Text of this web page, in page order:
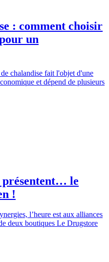
: comment choisir
un
chalandise fait l'objet d'une
et dépend de plusieurs
présentent… le
!
l’heure est aux alliances
deux boutiques Le Drugstore